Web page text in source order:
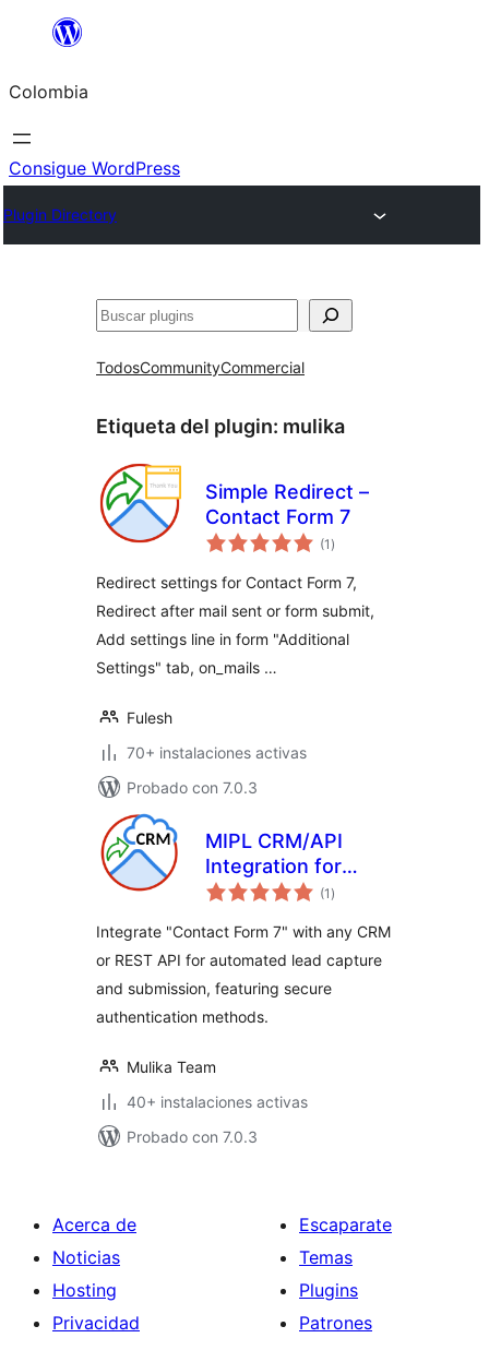
Saltar
contenido
Colombia
Consigue WordPress
Plugin Directory
Buscar
TodosCommunityCommercial
Etiqueta del plugin: mulika
Simple Redirect –
Contact Form 7
(1 total
de
)
Redirect settings for Contact Form 7,
Redirect after mail sent or form submit,
Add settings line in form "Additional
Settings" tab, on_mails …
Fulesh
70+ instalaciones activas
Probado con 7.0.3
MIPL CRM/API
Integration for
Contact Form 7
(1 total
de
)
Integrate "Contact Form 7" with any CRM
or REST API for automated lead capture
and submission, featuring secure
authentication methods.
Mulika Team
40+ instalaciones activas
Probado con 7.0.3
Acerca de
Noticias
Hosting
Privacidad
Escaparate
Temas
Plugins
Patrones